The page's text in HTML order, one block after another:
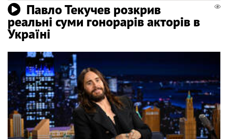
Павло Текучев розкрив
реальні суми гонорарів акторів в
Україні